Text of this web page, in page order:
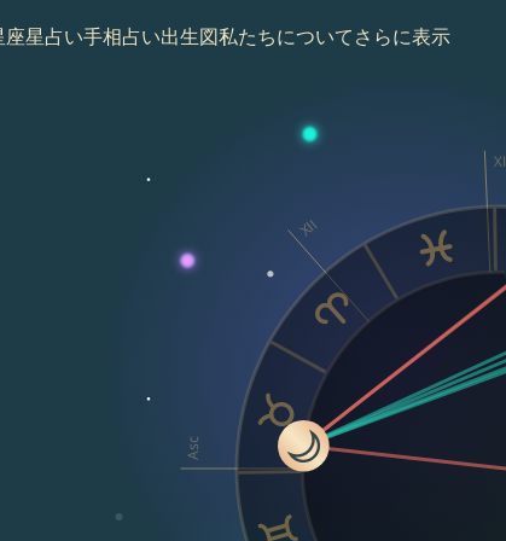
座星占い手相占い出生図私たちについてさらに表示
Asc
XI
XII